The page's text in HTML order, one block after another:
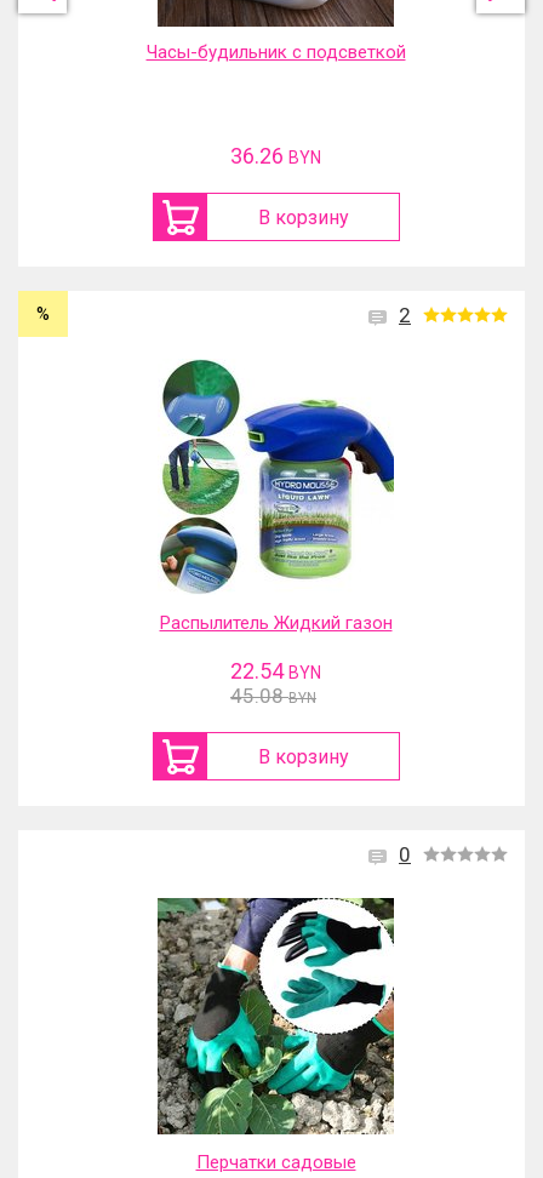
Часы-будильник с подсветкой
36.26 BYN
В корзину
2
%
Распылитель Жидкий газон
22.54 BYN
45.08 BYN
В корзину
0
Перчатки садовые